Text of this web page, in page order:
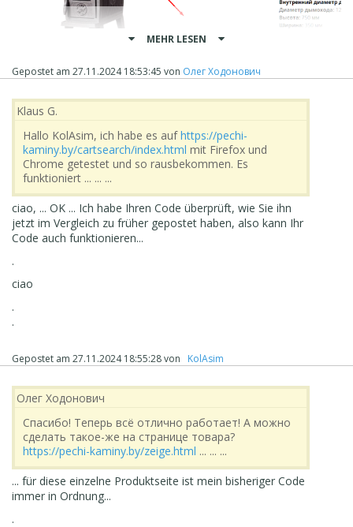
MEHR LESEN
Gepostet am 27.11.2024 18:53:45 von Олег Ходонович
Klaus G.
Hallo KolAsim, ich habe es aufhttps://pechi-
kaminy.by/cartsearch/index.html mit Firefox und
Chrome getestet und so rausbekommen. Es
funktioniert ... ... ...
ciao, ... OK ... Ich habe Ihren Code überprüft, wie Sie ihn
jetzt im Vergleich zu früher gepostet haben, also kann Ihr
Code auch funktionieren...
.
ciao
.
.
Gepostet am 27.11.2024 18:55:28von ‪ KolAsim ‪ ‪
Олег Ходонович
Спасибо! Теперь всё отлично работает! А можно
сделать такое-же на странице товара?
https://pechi-kaminy.by/zeige.html ... ... ...
... für diese einzelne Produktseite ist mein bisheriger Code
immer in Ordnung...
.